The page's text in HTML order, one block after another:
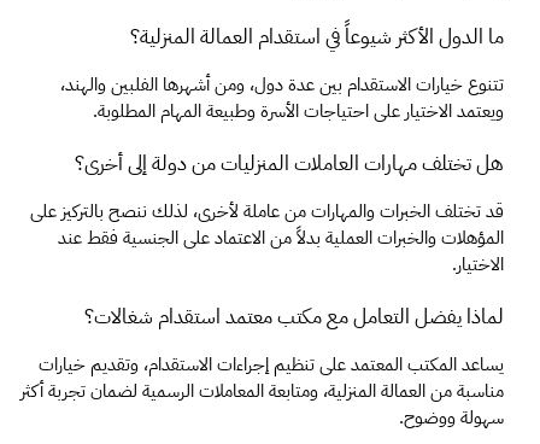
ما الدول الأكثر شيوعاً في استقدام العمالة المنزلية؟
ويعتمد الاختيار على احتياجات الأسرة وطبيعة المهام المطلوبة.
هل تختلف مهارات العاملات المنزليات من دولة إلى أخرى؟
قد تختلف الخبرات والمهارات من عاملة لأخرى، لذلك ننصح بالتركيز على
المؤهلات والخبرات العملية بدلاً من الاعتماد على الجنسية فقط عند
الاختيار.
لماذا يفضل التعامل مع مكتب معتمد استقدام شغالات؟
يساعد المكتب المعتمد على تنظيم إجراءات الاستقدام، وتقديم خيارات
سهولة ووضوح.